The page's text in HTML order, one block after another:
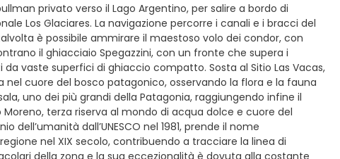
privato verso il Lago Argentino, per salire a bordo di
Los Glaciares. La navigazione percorre i canali e i bracci del
è possibile ammirare il maestoso volo dei condor, con
il ghiacciaio Spegazzini, con un fronte che supera i
vaste superfici di ghiaccio compatto. Sosta al Sitio Las Vacas,
cuore del bosco patagonico, osservando la flora e la fauna
uno dei più grandi della Patagonia, raggiungendo infine il
terza riserva al mondo di acqua dolce e cuore del
dall’UNESCO nel 1981, prende il nome
nel XIX secolo, contribuendo a tracciare la linea di
della zona e la sua eccezionalità è dovuta alla costante